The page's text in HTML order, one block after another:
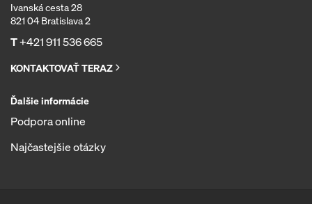
Ivanská cesta 28
821 04 Bratislava 2
T+421 911 536 665
KONTAKTOVAŤ TERAZ
Ďalšie informácie
Podpora online
Najčastejšie otázky